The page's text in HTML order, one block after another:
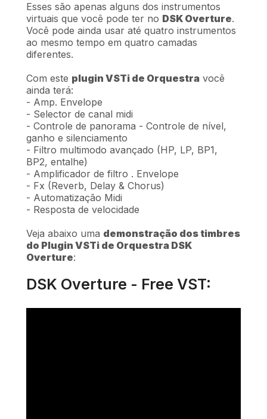
Esses são apenas alguns dos instrumentos
virtuais que você pode ter no DSK Overture.
Você pode ainda usar até quatro instrumentos
ao mesmo tempo em quatro camadas
diferentes.
Com este plugin VSTi de Orquestra você
ainda terá:
- Amp. Envelope
- Selector de canal midi
- Controle de panorama - Controle de nível,
ganho e silenciamento
- Filtro multimodo avançado (HP, LP, BP1,
BP2, entalhe)
- Amplificador de filtro . Envelope
- Fx (Reverb, Delay & Chorus)
- Automatização Midi
- Resposta de velocidade
Veja abaixo uma demonstração dos timbres
do Plugin VSTi de Orquestra DSK
Overture:
DSK Overture - Free VST: